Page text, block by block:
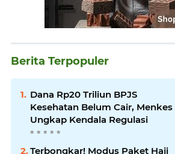
Berita Terpopuler
Dana Rp20 Triliun BPJS
Kesehatan Belum Cair, Menkes
Ungkap Kendala Regulasi
Terbongkar! Modus Paket Haji